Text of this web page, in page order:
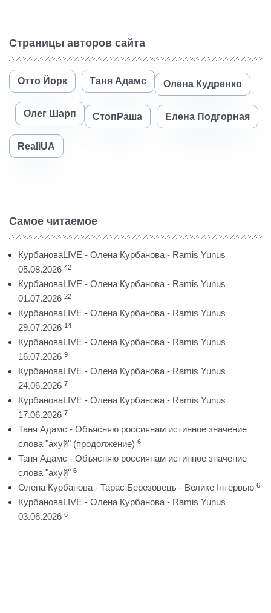
Страницы авторов сайта
Отто Йорк Таня Адамс Олена Кудренко
Олег Шарп СтопРаша Елена Подгорная
RealiUA
Самое читаемое
КурбановаLIVE - Олена Курбанова - Ramis Yunus
05.08.2026 42
КурбановаLIVE - Олена Курбанова - Ramis Yunus
01.07.2026 22
КурбановаLIVE - Олена Курбанова - Ramis Yunus
29.07.2026 14
КурбановаLIVE - Олена Курбанова - Ramis Yunus
16.07.2026 9
КурбановаLIVE - Олена Курбанова - Ramis Yunus
24.06.2026 7
КурбановаLIVE - Олена Курбанова - Ramis Yunus
17.06.2026 7
Таня Адамс - Объясняю россиянам истинное значение
слова "ахуй" (продолжение) 6
Таня Адамс - Объясняю россиянам истинное значение
слова "ахуй" 6
Олена Курбанова - Тарас Березовець - Велике Інтервью 6
КурбановаLIVE - Олена Курбанова - Ramis Yunus
03.06.2026 6